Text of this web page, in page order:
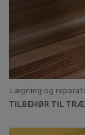
Lægning og
TILBEHØR TIL